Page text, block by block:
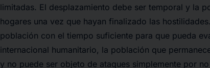
limitadas. El desplazamiento debe ser temporal y la
hogares una vez que hayan finalizado las
población con el tiempo suficiente para que pueda
internacional humanitario, la población que
y no puede ser objeto de ataques simplemente por